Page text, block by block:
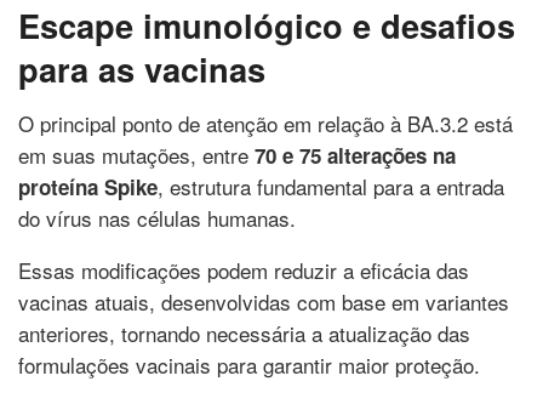
Escape imunológico e desafios
para as vacinas
O principal ponto de atenção em relação à BA.3.2 está
em suas mutações, entre 70 e 75 alterações na
proteína Spike, estrutura fundamental para a entrada
do vírus nas células humanas.
Essas modificações podem reduzir a eficácia das
vacinas atuais, desenvolvidas com base em variantes
anteriores, tornando necessária a atualização das
formulações vacinais para garantir maior proteção.